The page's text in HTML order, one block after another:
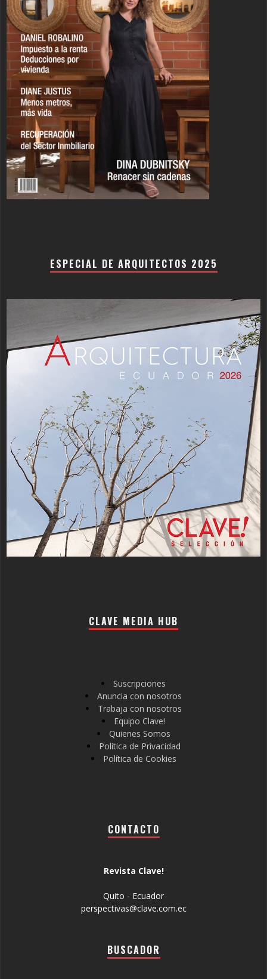
ESPECIAL DE ARQUITECTOS 2025
CLAVE MEDIA HUB
Suscripciones
Anuncia con nosotros
Trabaja con nosotros
Equipo Clave!
Quienes Somos
Política de Privacidad
Política de Cookies
CONTACTO
Revista Clave!
Quito - Ecuador
perspectivas@clave.com.ec
BUSCADOR